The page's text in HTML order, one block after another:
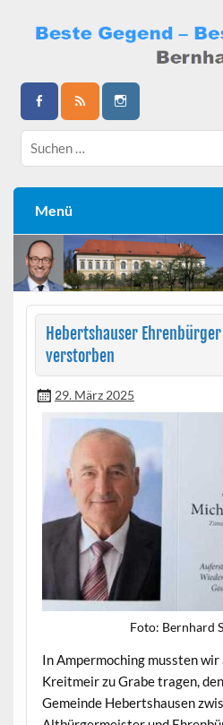
content
Bernhard Seidenath
Menü
Hebertshauser
verstorben
29. März 2025
Foto: Bern­hard
In Amper­moching mussten
Kre­it­meir zu Grabe tra­gen,
Gemeinde Hebertshausen